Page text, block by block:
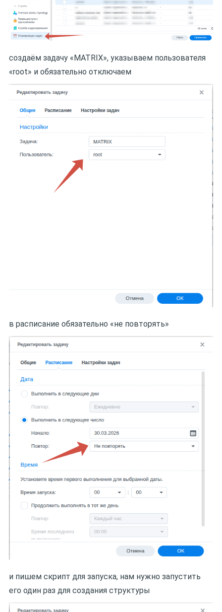
создаём задачу «MATRIX», указываем пользователя
«root» и обязательно отключаем
в расписание обязательно «не повторять»
и пишем скрипт для запуска, нам нужно запустить
его один раз для создания структуры